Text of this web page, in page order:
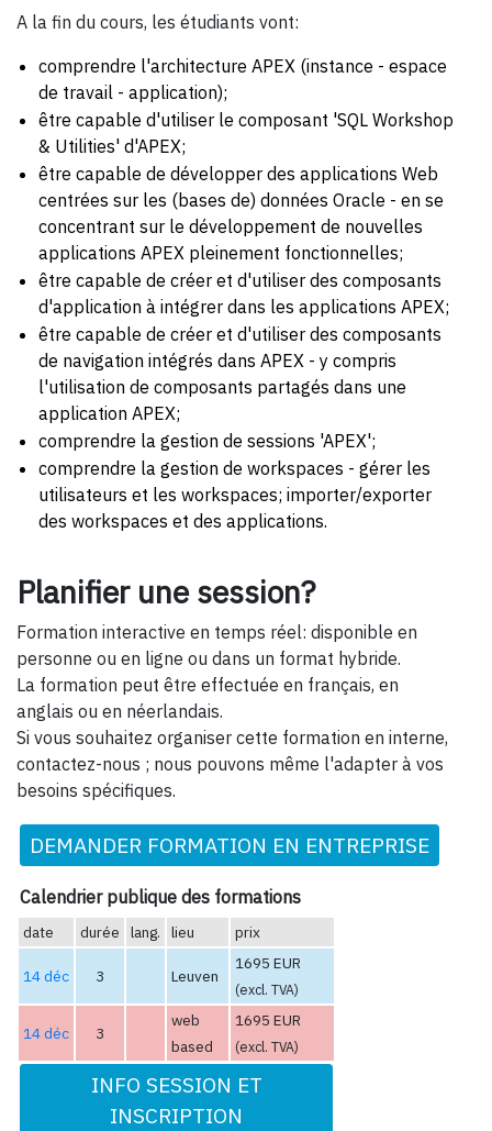
A la fin du cours, les étudiants vont:
comprendre l'architecture APEX (instance - espace
de travail - application);
être capable d'utiliser le composant 'SQL Workshop
& Utilities' d'APEX;
être capable de développer des applications Web
centrées sur les (bases de) données Oracle - en se
concentrant sur le développement de nouvelles
applications APEX pleinement fonctionnelles;
être capable de créer et d'utiliser des composants
d'application à intégrer dans les applications APEX;
être capable de créer et d'utiliser des composants
de navigation intégrés dans APEX - y compris
l'utilisation de composants partagés dans une
application APEX;
comprendre la gestion de sessions 'APEX';
comprendre la gestion de workspaces - gérer les
utilisateurs et les workspaces; importer/exporter
des workspaces et des applications.
Planifier une session?
Formation interactive en temps réel: disponible en
personne ou en ligne ou dans un format hybride.
La formation peut être effectuée en français, en
anglais ou en néerlandais.
Si vous souhaitez organiser cette formation en interne,
contactez-nous ; nous pouvons même l'adapter à vos
besoins spécifiques.
DEMANDER FORMATION EN ENTREPRISE
Calendrier publique des formations
date durée lang. lieu prix
14 déc 3 Leuven
1695 EUR
(excl. TVA)
14 déc 3
web
based
1695 EUR
(excl. TVA)
INFO SESSION ET
INSCRIPTION